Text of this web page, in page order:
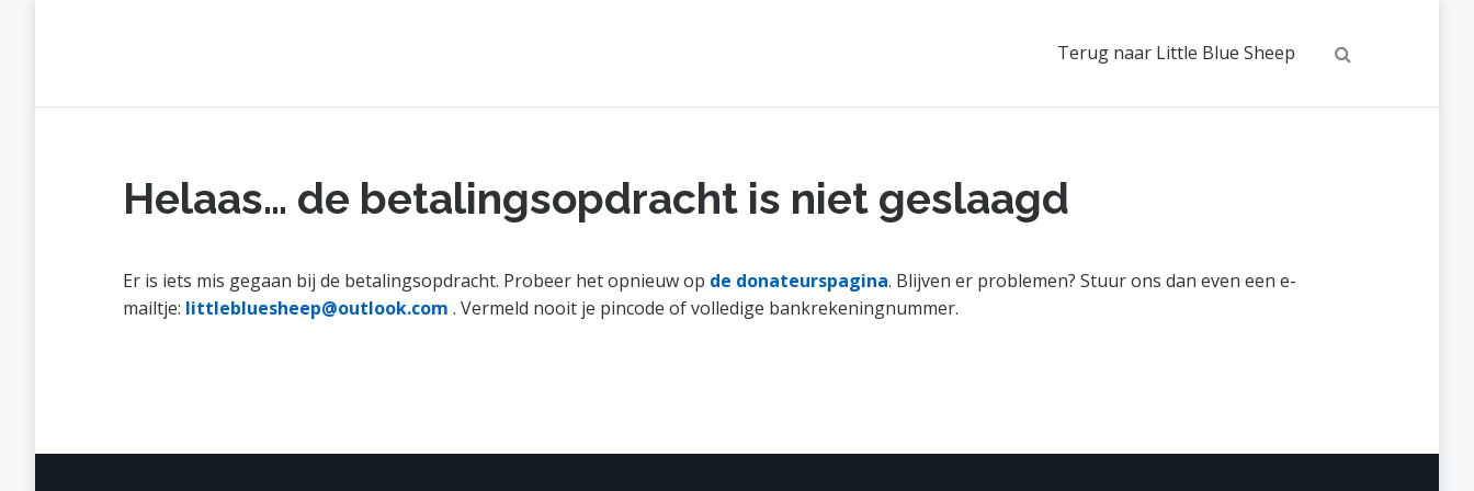
Terug naar Little Blue Sheep
Helaas… de betalingsopdracht is niet geslaagd
Er is iets mis gegaan bij de betalingsopdracht. Probeer het opnieuw op de donateurspagina. Blijven er problemen? Stuur ons dan even een e-
mailtje: littlebluesheep@outlook.com . Vermeld nooit je pincode of volledige bankrekeningnummer.